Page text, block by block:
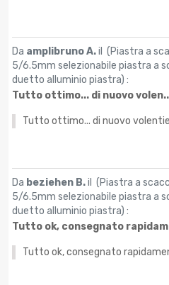
Da amplibruno A.il (Piastra a
5/6.5mm selezionabile piastra a
duetto alluminio piastra) :
Tutto ottimo... di nuovo
Tutto ottimo... di nuovo
Da beziehen B.il (Piastra a
5/6.5mm selezionabile piastra a
duetto alluminio piastra) :
Tutto ok, consegnato
Tutto ok, consegnato